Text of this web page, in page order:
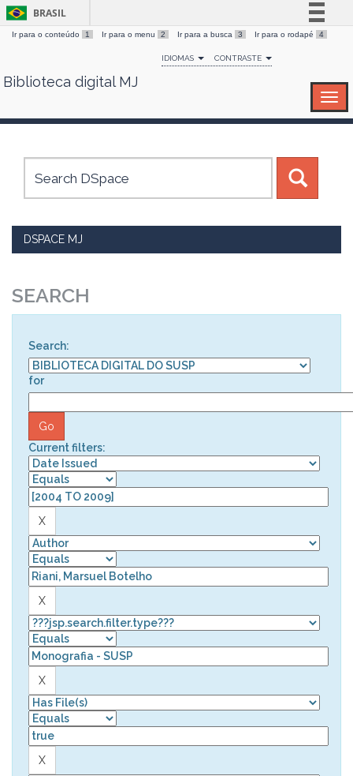
Skip
BRASIL
Simplifique!
Comunica BR
Canais
Ir para o conteúdo 1 Ir para o menu 2 Ir para a busca 3 Ir para o rodapé 4
IDIOMAS CONTRASTE
Biblioteca digital MJ
DSPACE MJ
SEARCH
Search:
for
Current filters: